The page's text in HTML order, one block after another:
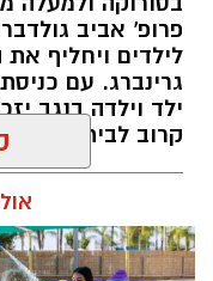
פרופ' אביב
לילדים ויחליף את
גרינברג. עם
ילד וילדה בנגב
קרוב לבית".